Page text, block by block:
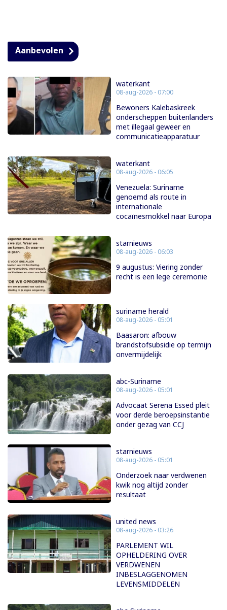
Aanbevolen
waterkant
08-aug-2026 - 07:00
Bewoners Kalebaskreek
onderscheppen buitenlanders
met illegaal geweer en
communicatieapparatuur
waterkant
08-aug-2026 - 06:05
Venezuela: Suriname
genoemd als route in
internationale
cocaïnesmokkel naar Europa
starnieuws
08-aug-2026 - 06:03
9 augustus: Viering zonder
recht is een lege ceremonie
suriname herald
08-aug-2026 - 05:01
Baasaron: afbouw
brandstofsubsidie op termijn
onvermijdelijk
abc-Suriname
08-aug-2026 - 05:01
Advocaat Serena Essed pleit
voor derde beroepsinstantie
onder gezag van CCJ
starnieuws
08-aug-2026 - 05:01
Onderzoek naar verdwenen
kwik nog altijd zonder
resultaat
united news
08-aug-2026 - 03:26
PARLEMENT WIL
OPHELDERING OVER
VERDWENEN
INBESLAGGENOMEN
LEVENSMIDDELEN